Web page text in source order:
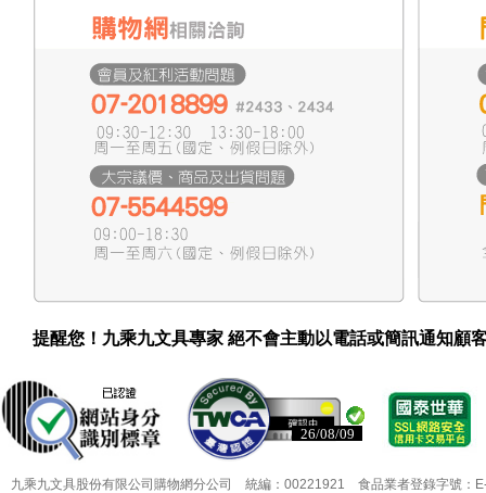
提醒您！九乘九文具專家 絕不會主動以電話或簡訊通知顧
26/08/09
26/08/09
九乘九文具股份有限公司購物網分公司 統編：00221921 食品業者登錄字號